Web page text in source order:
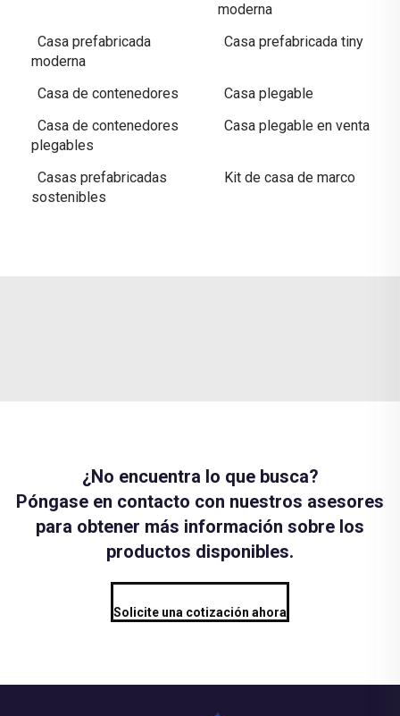
moderna
Casa prefabricada
moderna
Casa prefabricada tiny
Casa de contenedores
Casa plegable
Casa de contenedores
plegables
Casa plegable en venta
Casas prefabricadas
sostenibles
Kit de casa de marco
¿No encuentra lo que busca?
Póngase en contacto con nuestros asesores
para obtener más información sobre los
productos disponibles.
Solicite una cotización ahora